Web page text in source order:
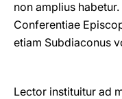
non amplius
Conferentiae
etiam Subdiaconus
Lector instituitur ad